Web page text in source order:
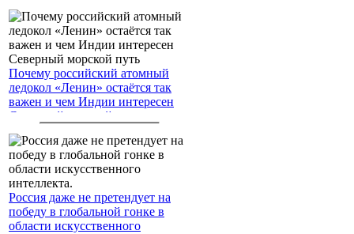
Почему российский атомный
ледокол «Ленин» остаётся так
важен и чем Индии интересен
Северный морской путь
Россия даже не претендует на
победу в глобальной гонке в
области искусственного